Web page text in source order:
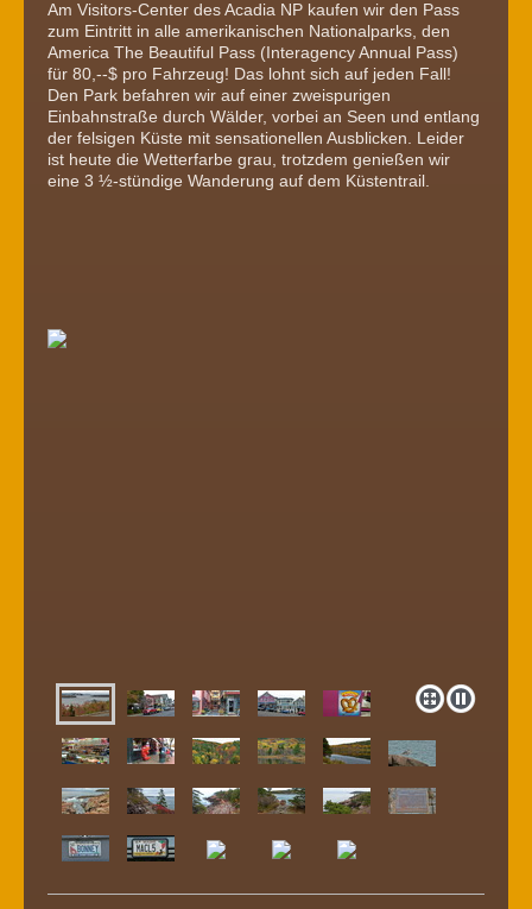
Am Visitors-Center des Acadia NP kaufen wir den Pass
zum Eintritt in alle amerikanischen Nationalparks, den
America The Beautiful Pass (Interagency Annual Pass)
für 80,--$ pro Fahrzeug! Das lohnt sich auf jeden Fall!
Den Park befahren wir auf einer zweispurigen
Einbahnstraße durch Wälder, vorbei an Seen und entlang
der felsigen Küste mit sensationellen Ausblicken. Leider
ist heute die Wetterfarbe grau, trotzdem genießen wir
eine 3 ½-stündige Wanderung auf dem Küstentrail.